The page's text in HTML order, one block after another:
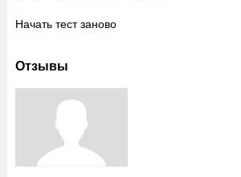
Начать тест заново
Отзывы